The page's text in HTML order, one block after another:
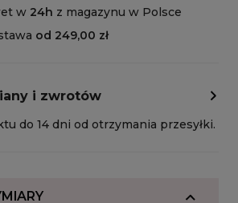
w 24h z magazynu w Polsce
od 249,00 zł
i zwrotów
do 14 dni od otrzymania przesyłki.